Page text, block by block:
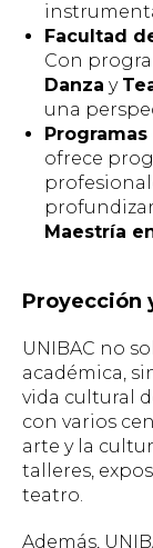
Facultad
Con
Danza y
una
ofrece
Maestría
Proyección
UNIBAC no
académica,
vida cultural
con varios
arte y la
talleres,
teatro.
Además,